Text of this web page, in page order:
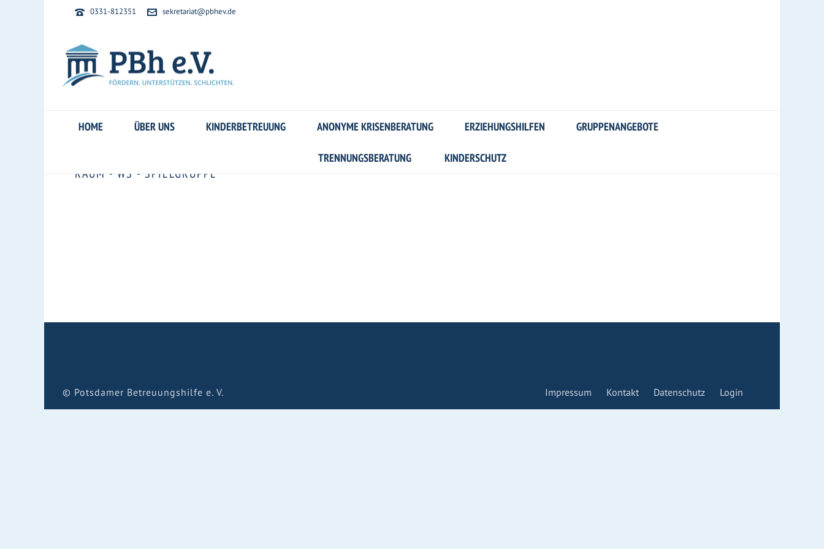
0331-812351 sekretariat@pbhev.de
HOME ÜBER UNS KINDERBETREUUNG ANONYME KRISENBERATUNG ERZIEHUNGSHILFEN GRUPPENANGEBOTE
TRENNUNGSBERATUNG KINDERSCHUTZ
RAUM - WS - SPIELGRUPPE
© Potsdamer Betreuungshilfe e. V. Impressum Kontakt Datenschutz Login